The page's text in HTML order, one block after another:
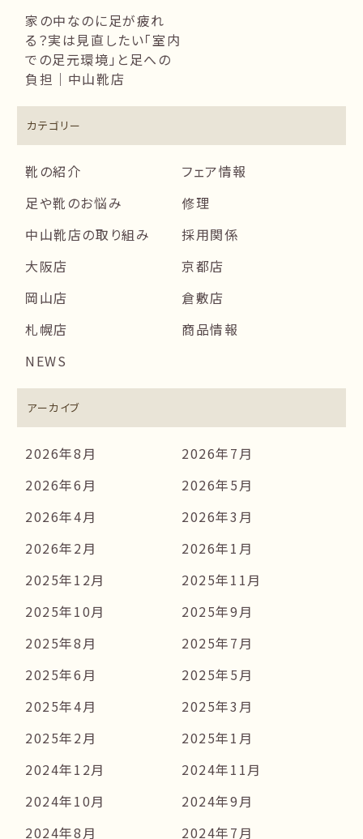
家の中なのに足が疲れ
る？実は見直したい「室内
での足元環境」と足への
負担｜中山靴店
カテゴリー
靴の紹介
フェア情報
足や靴のお悩み
修理
中山靴店の取り組み
採用関係
大阪店
京都店
岡山店
倉敷店
札幌店
商品情報
NEWS
アーカイブ
2026年8月
2026年7月
2026年6月
2026年5月
2026年4月
2026年3月
2026年2月
2026年1月
2025年12月
2025年11月
2025年10月
2025年9月
2025年8月
2025年7月
2025年6月
2025年5月
2025年4月
2025年3月
2025年2月
2025年1月
2024年12月
2024年11月
2024年10月
2024年9月
2024年8月
2024年7月